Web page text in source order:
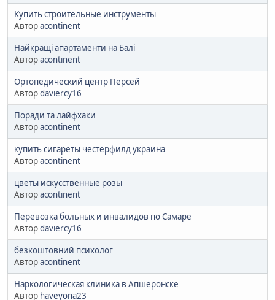
Купить строительные инструменты
Авторacontinent
Найкращі апартаменти на Балі
Авторacontinent
Ортопедический центр Персей
Авторdaviercy16
Поради та лайфхаки
Авторacontinent
купить сигареты честерфилд украина
Авторacontinent
цветы искусственные розы
Авторacontinent
Перевозка больных и инвалидов по Самаре
Авторdaviercy16
безкоштовний психолог
Авторacontinent
Наркологическая клиника в Апшеронске
Автор haveyona23